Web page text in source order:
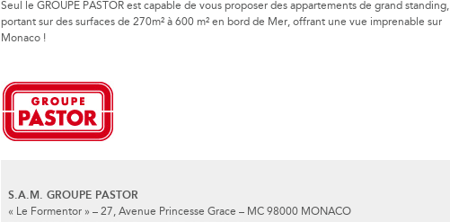
Seul le GROUPE PASTOR est capable de vous proposer des appartements de grand standing,
portant sur des surfaces de 270m² à 600 m² en bord de Mer, offrant une vue imprenable sur
Monaco !
S.A.M. GROUPE PASTOR
« Le Formentor » – 27, Avenue Princesse Grace – MC 98000 MONACO